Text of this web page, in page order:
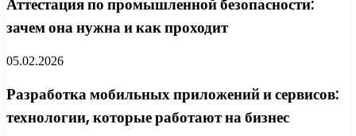
Аттестация по промышленной безопасности:
зачем она нужна и как проходит
05.02.2026
Разработка мобильных приложений и сервисов:
технологии, которые работают на бизнес